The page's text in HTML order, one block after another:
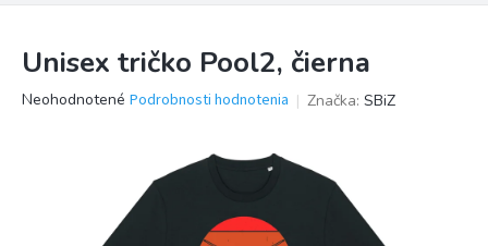
Unisex tričko Pool2, čierna
Priemerné
Neohodnotené Podrobnosti hodnotenia Značka: SBiZ